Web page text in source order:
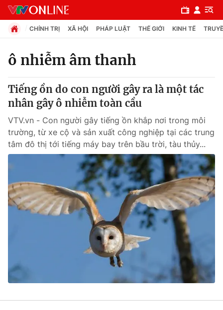
Chuyên mục
Chính trị
Xã hội
Pháp luật
Y tế
Thế giới
Câu chuyện quốc tế
Tài chính
Thị trường
Góc doanh nghiệp
Dữ liệu và đời sống
Truyền hình
CHÍNH TRỊ XÃ HỘI PHÁP LUẬT THẾ GIỚI KINH TẾ
ô nhiễm âm thanh
Tiếng ồn do con người gây ra là một tác
nhân gây ô nhiễm toàn cầu
VTV.vn - Con người gây tiếng ồn khắp nơi trong môi
trường, từ xe cộ và sản xuất công nghiệp tại các trung
tâm đô thị tới tiếng máy bay trên bầu trời, tàu thủy...